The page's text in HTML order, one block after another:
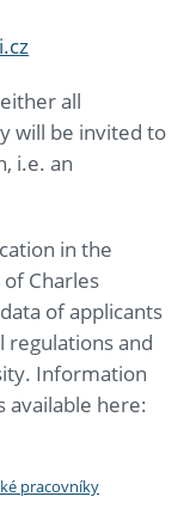
all
will be invited to
i.e. an
in the
Charles
of applicants
regulations and
Information
available here:
pracovníky